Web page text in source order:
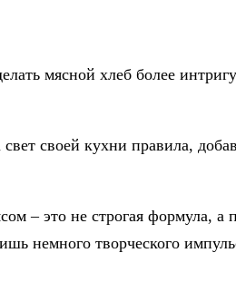
мясной хлеб более
своей кухни правила,
– это не строгая формула, а
немного творческого